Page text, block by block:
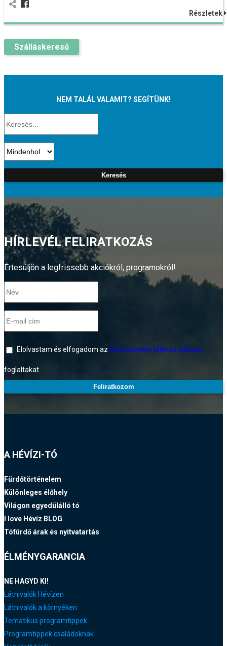
Részletek
Szálláskereső
NEM TALÁL VALAMIT? SEGÍTÜNK!
Keresés
HÍRLEVÉL FELIRATKOZÁS
Értesüljön a legfrissebb akciókról, programokról!
Elolvastam és elfogadom az Adatkezelési tájékoztatóban
foglaltakat
Feliratkozom
A HÉVÍZI-TÓ
Fürdőtörténelem
Különleges élőhely
Világon egyedülálló tó
I love Hévíz BLOG
Tófürdő árak és nyitvatartás
ÉLMÉNYGARANCIA
NE HAGYD KI!
Látnivalók Hévízen
Látnivalók a környéken
Tematikus programtippek
Programtippek családoknak